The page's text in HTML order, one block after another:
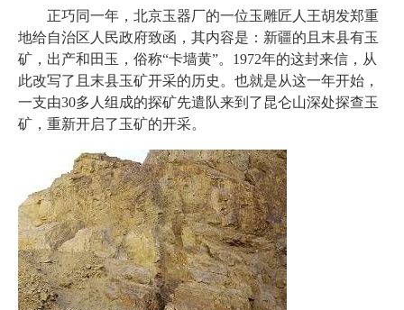
正巧同一年，北京玉器厂的一位玉雕匠人王胡发郑重
地给自治区人民政府致函，其内容是：新疆的且末县有玉
矿，出产和田玉，俗称“卡墙黄”。1972年的这封来信，从
此改写了且末县玉矿开采的历史。也就是从这一年开始，
一支由30多人组成的探矿先遣队来到了昆仑山深处探查玉
矿，重新开启了玉矿的开采。